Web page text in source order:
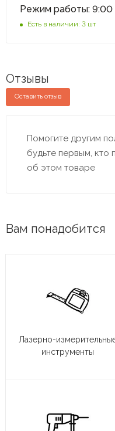
Режим работы:
Есть в наличии: 3 шт
Отзывы
Оставить отзыв
Помогите другим
будьте первым, кто
об этом товаре
Вам понадобится
Лазерно-
инструменты